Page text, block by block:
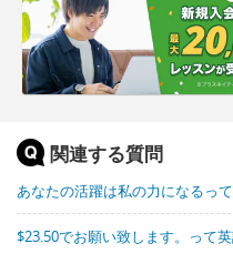
関連する質問
あなたの活躍は私の力になるっ
$23.50でお願い致します。って